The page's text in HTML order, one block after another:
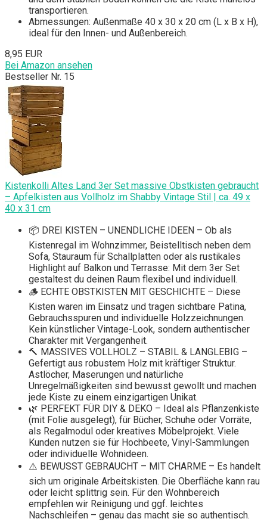
transportieren.
Abmessungen: Außenmaße 40 x 30 x 20 cm (L x B x H),
ideal für den Innen- und Außenbereich.
8,95 EUR
Bei Amazon ansehen
Bestseller Nr. 15
Kistenkolli Altes Land 3er Set massive Obstkisten gebraucht
– Apfelkisten aus Vollholz im Shabby Vintage Stil | ca. 49 x
40 x 31 cm
📦 DREI KISTEN – UNENDLICHE IDEEN – Ob als
Kistenregal im Wohnzimmer, Beistelltisch neben dem
Sofa, Stauraum für Schallplatten oder als rustikales
Highlight auf Balkon und Terrasse: Mit dem 3er Set
gestaltest du deinen Raum flexibel und individuell.
🪵 ECHTE OBSTKISTEN MIT GESCHICHTE – Diese
Kisten waren im Einsatz und tragen sichtbare Patina,
Gebrauchsspuren und individuelle Holzzeichnungen.
Kein künstlicher Vintage-Look, sondern authentischer
Charakter mit Vergangenheit.
🔨 MASSIVES VOLLHOLZ – STABIL & LANGLEBIG –
Gefertigt aus robustem Holz mit kräftiger Struktur.
Astlöcher, Maserungen und natürliche
Unregelmäßigkeiten sind bewusst gewollt und machen
jede Kiste zu einem einzigartigen Unikat.
🌿 PERFEKT FÜR DIY & DEKO – Ideal als Pflanzenkiste
(mit Folie ausgelegt), für Bücher, Schuhe oder Vorräte,
als Regalmodul oder kreatives Möbelprojekt. Viele
Kunden nutzen sie für Hochbeete, Vinyl-Sammlungen
oder individuelle Wohnideen.
⚠️ BEWUSST GEBRAUCHT – MIT CHARME – Es handelt
sich um originale Arbeitskisten. Die Oberfläche kann rau
oder leicht splittrig sein. Für den Wohnbereich
empfehlen wir Reinigung und ggf. leichtes
Nachschleifen – genau das macht sie so authentisch.